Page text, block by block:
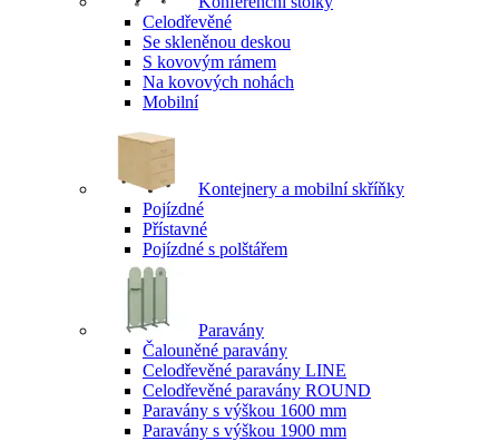
Celodřevěné
Se skleněnou deskou
S kovovým rámem
Na kovových nohách
Mobilní
Kontejnery a mobilní skříňky
Pojízdné
Přístavné
Pojízdné s polštářem
Paravány
Čalouněné paravány
Celodřevěné paravány LINE
Celodřevěné paravány ROUND
Paravány s výškou 1600 mm
Paravány s výškou 1900 mm